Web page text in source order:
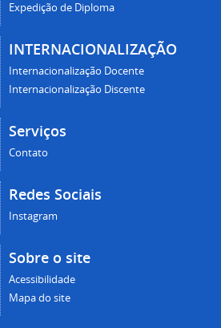
Expedição de Diploma
INTERNACIONALIZAÇÃO
Internacionalização Docente
Internacionalização Discente
Serviços
Contato
Redes Sociais
Instagram
Sobre o site
Acessibilidade
Mapa do site